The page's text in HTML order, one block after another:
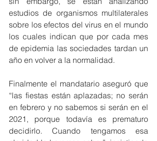
estudios de organismos multilaterales
sobre los efectos del virus en el mundo
los cuales indican que por cada mes
de epidemia las sociedades tardan un
año en volver a la normalidad.
Finalmente el mandatario aseguró que
“las fiestas están aplazadas; no serán
en febrero y no sabemos si serán en el
2021, porque todavía es prematuro
decidirlo. Cuando tengamos esa